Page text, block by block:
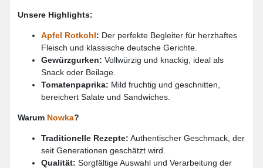
Unsere Highlights:
Apfel Rotkohl: Der perfekte Begleiter für herzhaftes
Fleisch und klassische deutsche Gerichte.
Gewürzgurken: Vollwürzig und knackig, ideal als
Snack oder Beilage.
Tomatenpaprika: Mild fruchtig und geschnitten,
bereichert Salate und Sandwiches.
Warum Nowka?
Traditionelle Rezepte: Authentischer Geschmack, der
seit Generationen geschätzt wird.
Qualität: Sorgfältige Auswahl und Verarbeitung der